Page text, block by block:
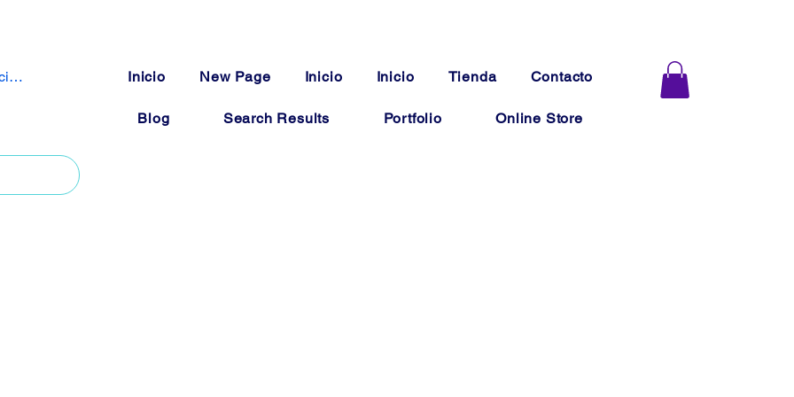
sesión Inicio New Page Inicio Inicio Tienda Contacto
Blog Search Results Portfolio Online Store